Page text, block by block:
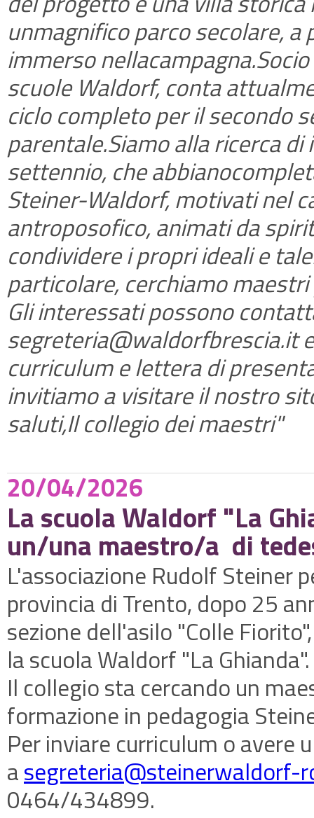
unmagnifico parco secolare, a
immerso
scuole Waldorf, conta
ciclo completo per il secondo
parentale.Siamo alla ricerca
settennio, che
Steiner-Waldorf, motivati nel
antroposofico, animati da
condividere i propri ideali e
particolare, cerchiamo
Gli interessati possono
segreteria@waldorfbrescia.it
curriculum e lettera di
invitiamo a visitare il nostro
saluti,Il collegio dei maestri"
20/04/2026
La scuola Waldorf "La
un/una maestro/a di
L'associazione Rudolf Steiner
provincia di Trento, dopo 25
sezione dell'asilo "Colle
la scuola Waldorf "La
Il collegio sta cercando un
formazione in pedagogia
Per inviare curriculum o
asegreteria@steinerwaldorf-
0464/434899.